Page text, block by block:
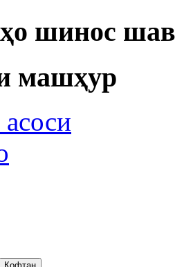
шинос
машҳур